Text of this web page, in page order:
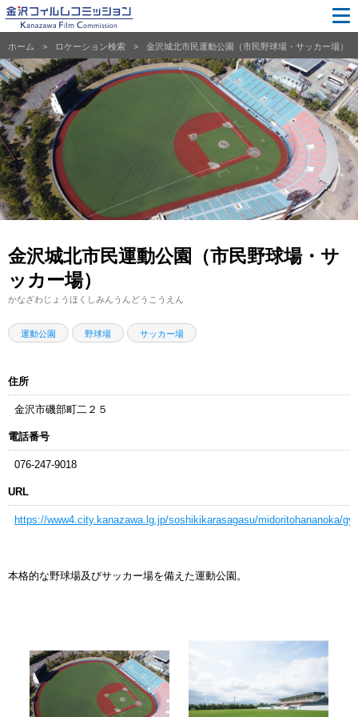
ホーム ロケーション検索 金沢城北市民運動公園（市民野球場・サッカー場）
金沢城北市民運動公園（市民野球場・サ
ッカー場）
かなざわじょうほくしみんうんどうこうえん
運動公園 野球場 サッカー場
住所
金沢市磯部町二２５
電話番号
076-247-9018
URL
https://www4.city.kanazawa.lg.jp/soshikikarasagasu/midoritohananoka/
本格的な野球場及びサッカー場を備えた運動公園。